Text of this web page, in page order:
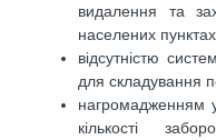
видалення та
населених
відсутністю
для складування
нагромадженням
кількості